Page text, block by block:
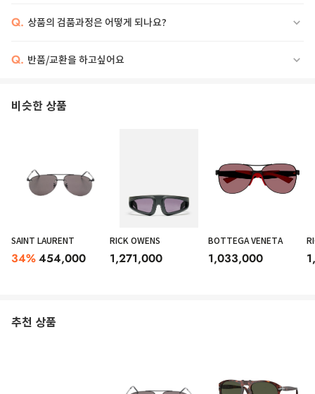
Q. 상품의 검품과정은 어떻게 되나요?
Q. 반품/교환을 하고싶어요
비슷한 상품
SAINT LAURENT
34%454,000
RICK OWENS
1,271,000
BOTTEGA VENETA
1,033,000
추천 상품